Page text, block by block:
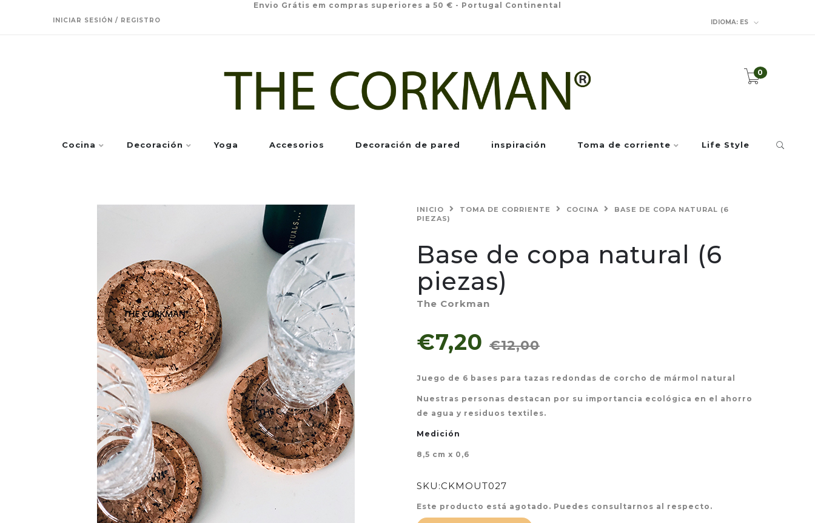
Envio Grátis em compras superiores a 50 € - Portugal Continental
INICIAR SESIÓN / REGISTRO IDIOMA: ES
0
Cocina Decoración Yoga Accesorios Decoración de pared inspiración Toma de corriente Life Style
INICIO TOMA DE CORRIENTE COCINA
BASE DE COPA NATURAL (6
PIEZAS)
Base de copa natural (6
piezas)
The Corkman
€7,20 €12,00
Juego de 6 bases para tazas redondas de corcho de mármol natural
Nuestras personas destacan por su importancia ecológica en el ahorro
de agua y residuos textiles.
Medición
8,5 cm x 0,6
SKU:CKMOUT027
Este producto está agotado. Puedes consultarnos al respecto.